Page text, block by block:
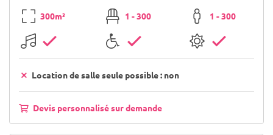
300m² 1 - 300 1 - 300
Location de salle seule possible : non
Devis personnalisé sur demande